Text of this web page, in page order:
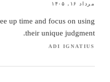
مرداد ۱۶, ۱۴۰۵
up time and focus on using
their unique judgment.
ADI IGNATIUS